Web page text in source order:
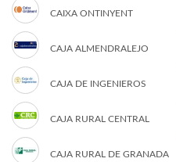
CAIXA ONTINYENT
CAJA ALMENDRALEJO
CAJA DE INGENIEROS
CAJA RURAL CENTRAL
CAJA RURAL DE GRANADA